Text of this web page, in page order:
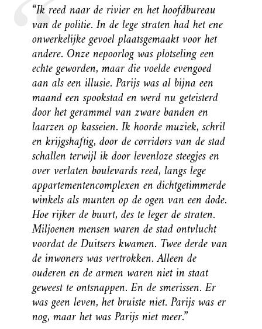
“Ik reed naar de rivier en het hoofdbureau
van de politie. In de lege straten had het ene
onwerkelijke gevoel plaatsgemaakt voor het
andere. Onze nepoorlog was plotseling een
echte geworden, maar die voelde evengoed
aan als een illusie. Parijs was al bijna een
maand een spookstad en werd nu geteisterd
door het gerammel van zware banden en
laarzen op kasseien. Ik hoorde muziek, schril
en krijgshaftig, door de corridors van de stad
schallen terwijl ik door levenloze steegjes en
over verlaten boulevards reed, langs lege
appartementencomplexen en dichtgetimmerde
winkels als munten op de ogen van een dode.
Hoe rijker de buurt, des te leger de straten.
Miljoenen mensen waren de stad ontvlucht
voordat de Duitsers kwamen. Twee derde van
de inwoners was vertrokken. Alleen de
ouderen en de armen waren niet in staat
geweest te ontsnappen. En de smerissen. Er
was geen leven, het bruiste niet. Parijs was er
nog, maar het was Parijs niet meer.”